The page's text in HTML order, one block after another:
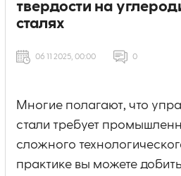
твердости на
сталях
06 11 2025, 00:00 0
Многие полагают, что
стали требует
сложного
практике вы можете